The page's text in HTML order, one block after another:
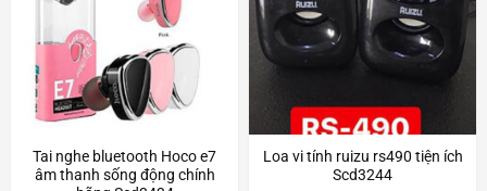
Tai nghe bluetooth Hoco e7
âm thanh sống động chính
Loa vi tính ruizu rs490 tiện ích
Scd3244